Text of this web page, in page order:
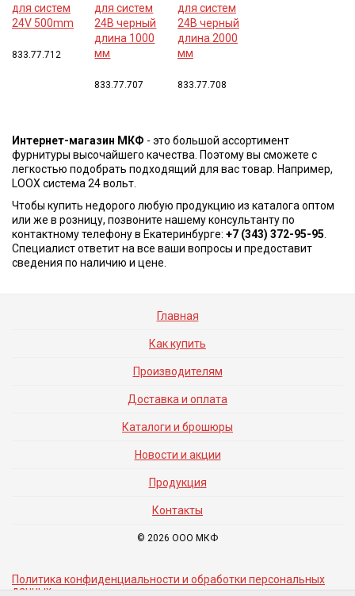
для систем
24V 500mm
833.77.712
для систем
24В черный
длина 1000
мм
833.77.707
для систем
24В черный
длина 2000
мм
833.77.708
Интернет-магазин МКФ - это большой ассортимент
фурнитуры высочайшего качества. Поэтому вы сможете с
легкостью подобрать подходящий для вас товар. Например,
LOOX система 24 вольт.
Чтобы купить недорого любую продукцию из каталога оптом
или же в розницу, позвоните нашему консультанту по
контактному телефону в Екатеринбурге: +7 (343) 372-95-95
Специалист ответит на все ваши вопросы и предоставит
сведения по наличию и цене.
Главная
Как купить
Производителям
Доставка и оплата
Каталоги и брошюры
Новости и акции
Продукция
Контакты
© 2026 ООО МКФ
Политика конфиденциальности и обработки персональных
данных